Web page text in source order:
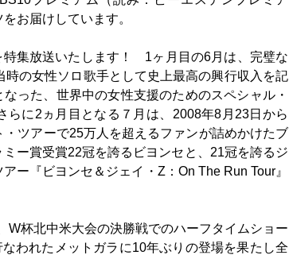
お届けしています。
集放送いたします！ 1ヶ月目の6月は、完璧な
の女性ソロ歌手として史上最高の興行収入を記
った、世界中の女性支援のためのスペシャル・
に2ヵ月目となる７月は、2008年8月23日から
ツアーで25万人を超えるファンが詰めかけたブ
ー賞受賞22冠を誇るビヨンセと、21冠を誇るジ
ー『ビヨンセ＆ジェイ・Z：On The Run Tour』
杯北中米大会の決勝戦でのハーフタイムショー
われたメットガラに10年ぶりの登場を果たし全